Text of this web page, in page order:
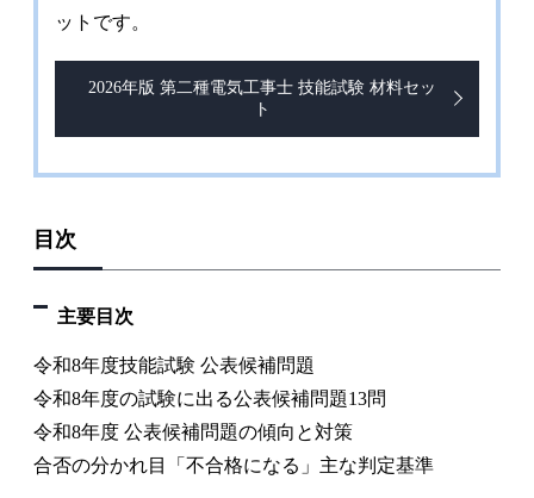
ットです。
2026年版 第二種電気工事士 技能試験 材料セッ
ト
目次
主要目次
令和8年度技能試験 公表候補問題
令和8年度の試験に出る公表候補問題13問
令和8年度 公表候補問題の傾向と対策
合否の分かれ目「不合格になる」主な判定基準